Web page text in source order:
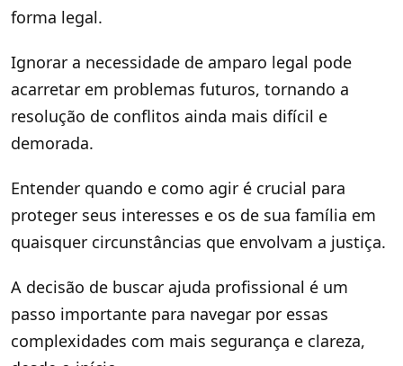
forma legal.
Ignorar a necessidade de amparo legal pode
acarretar em problemas futuros, tornando a
resolução de conflitos ainda mais difícil e
demorada.
Entender quando e como agir é crucial para
proteger seus interesses e os de sua família em
quaisquer circunstâncias que envolvam a justiça.
A decisão de buscar ajuda profissional é um
passo importante para navegar por essas
complexidades com mais segurança e clareza,